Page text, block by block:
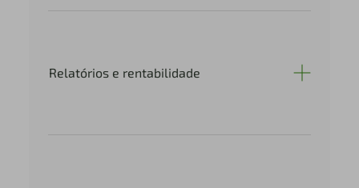
Relatórios e rentabilidade